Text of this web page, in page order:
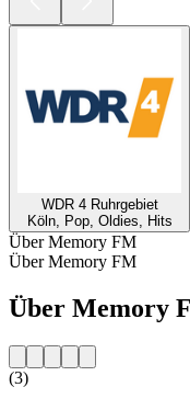
WDR 4 Ruhrgebiet
Köln, Pop, Oldies, Hits
Über Memory FM
Über Memory FM
Über Memory
(3)